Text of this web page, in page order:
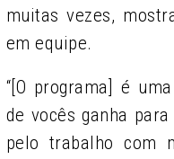
muitas vezes,
em equipe.
“[O programa] é
de vocês ganha
pelo trabalho com